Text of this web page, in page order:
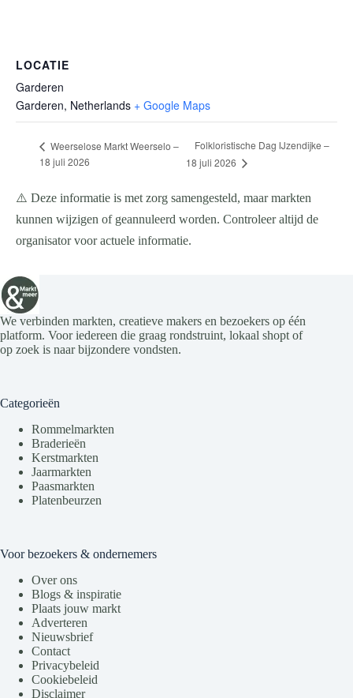
LOCATIE
Garderen
Garderen, Netherlands + Google Maps
Weerselose Markt Weerselo –
18 juli 2026
Folkloristische Dag IJzendijke –
18 juli 2026
⚠️ Deze informatie is met zorg samengesteld, maar markten
kunnen wijzigen of geannuleerd worden. Controleer altijd de
organisator voor actuele informatie.
We verbinden markten, creatieve makers en bezoekers op één
platform. Voor iedereen die graag rondstruint, lokaal shopt of
op zoek is naar bijzondere vondsten.
Categorieën
Rommelmarkten
Braderieën
Kerstmarkten
Jaarmarkten
Paasmarkten
Platenbeurzen
Voor bezoekers & ondernemers
Over ons
Blogs & inspiratie
Plaats jouw markt
Adverteren
Nieuwsbrief
Contact
Privacybeleid
Cookiebeleid
Disclaimer